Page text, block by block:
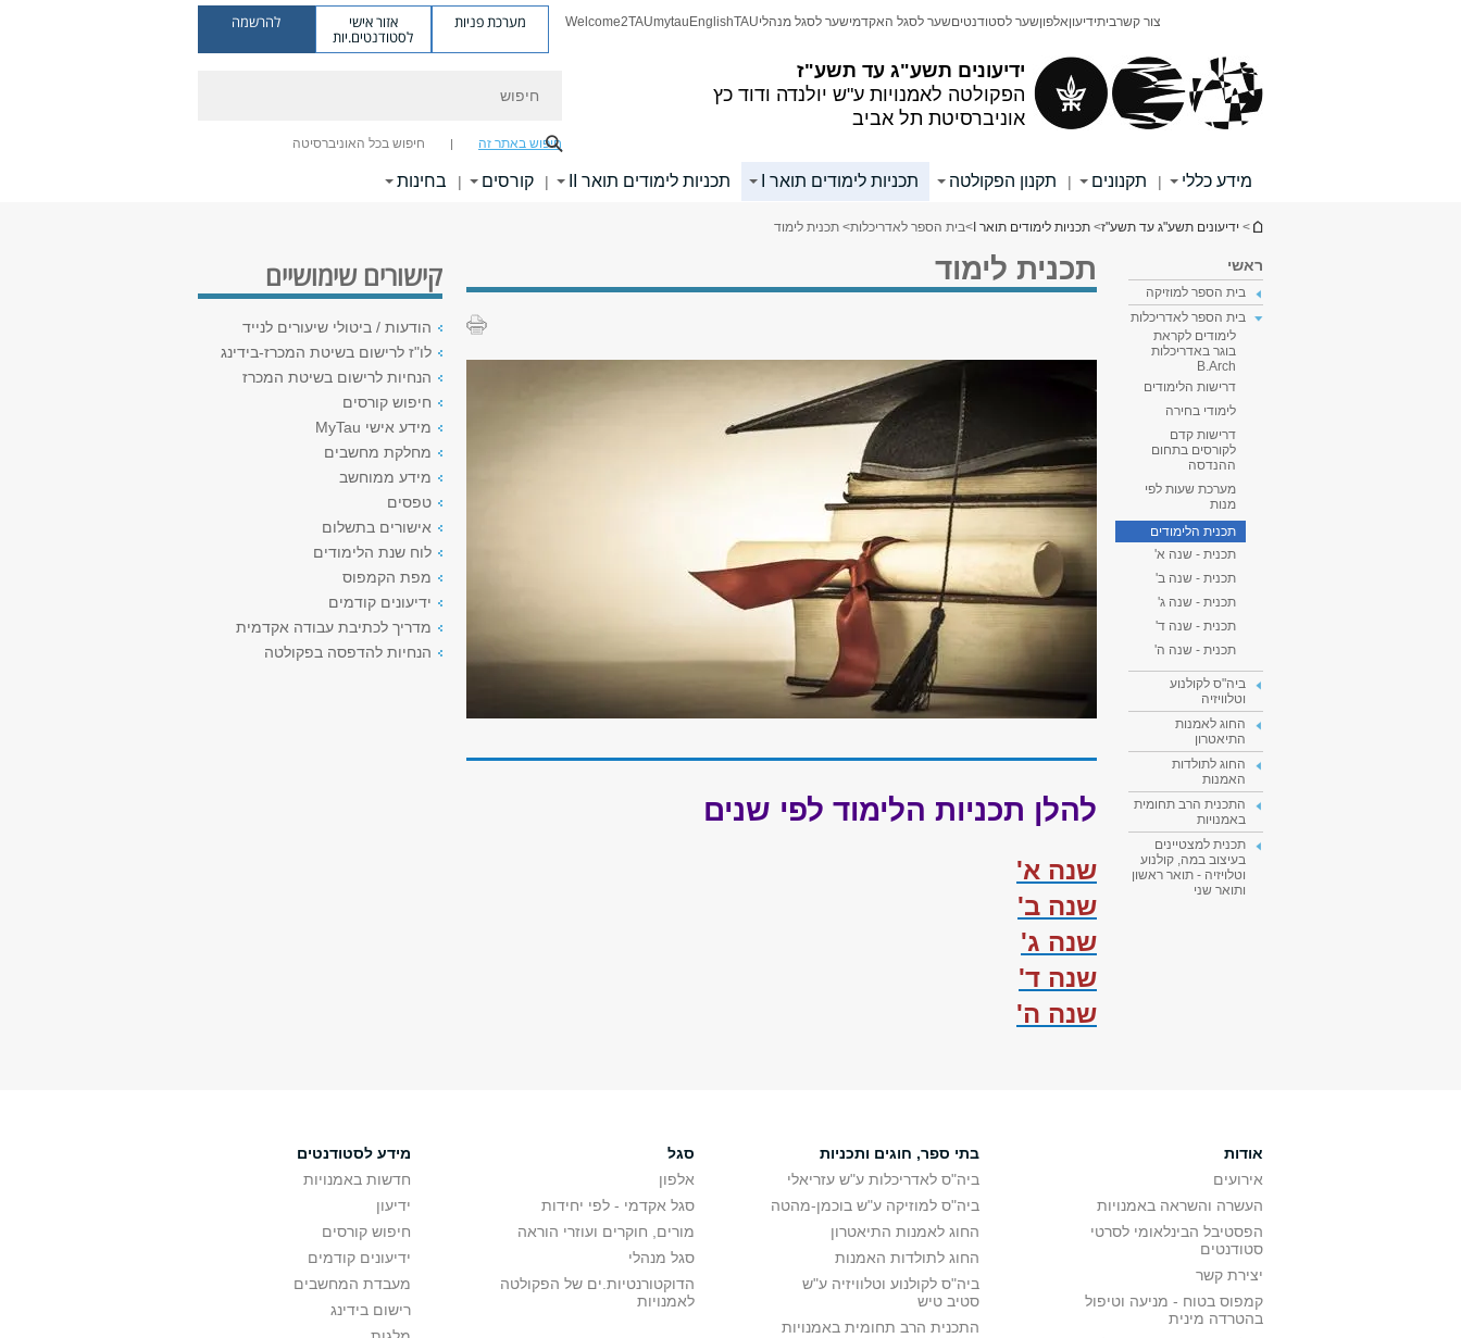
ידיעונים תשע"ג עד תשע"ז
הפקולטה לאמנויות ע"ש יולנדה ודוד כץ
אוניברסיטת תל אביב
צור קשרביתידיעוןאלפוןשער לסטודנטיםשער לסגל האקדמישער לסגל מנהליTAU
English
mytau
Welcome2TAU מערכת פניות אזור אישי
לסטודנטים.יות
להרשמה
חיפוש באתר זה חיפוש בכל האוניברסיטה
מידע כללי | תקנונים | תקנון הפקולטה תכניות לימודים תואר I תכניות לימודים תואר II | קורסים | בחינות
הינך נמצא כאן
> ידיעונים תשע"ג עד תשע"ז> תכניות לימודים תואר I >בית הספר לאדריכלות> תכנית לימוד
ראשי
בית הספר למוזיקה
בית הספר לאדריכלות
לימודים לקראת
בוגר באדריכלות
B.Arch
דרישות הלימודים
לימודי בחירה
דרישות קדם
לקורסים בתחום
ההנדסה
מערכת שעות לפי
מנות
תכנית הלימודים
תכנית - שנה א'
תכנית - שנה ב'
תכנית - שנה ג'
תכנית - שנה ד'
תכנית - שנה ה'
ביה"ס לקולנוע
וטלוויזיה
החוג לאמנות
התיאטרון
החוג לתולדות
האמנות
התכנית הרב תחומית
באמנויות
תכנית למצטיינים
בעיצוב במה, קולנוע
וטלויזיה - תואר ראשון
ותואר שני
תכנית לימוד
להלן תכניות הלימוד לפי שנים
שנה א'
שנה ב'
שנה ג'
שנה ד'
שנה ה'
קישורים שימושיים
הודעות / ביטולי שיעורים לנייד
לו"ז לרישום בשיטת המכרז-בידינג
הנחיות לרישום בשיטת המכרז
חיפוש קורסים
מידע אישי MyTau
מחלקת מחשבים
מידע ממוחשב
טפסים
אישורים בתשלום
לוח שנת הלימודים
מפת הקמפוס
ידיעונים קודמים
מדריך לכתיבת עבודה אקדמית
הנחיות להדפסה בפקולטה
אודות
אירועים
העשרה והשראה באמנויות
הפסטיבל הבינלאומי לסרטי
סטודנטים
יצירת קשר
קמפוס בטוח - מניעה וטיפול
בהטרדה מינית
בתי ספר, חוגים ותכניות
ביה"ס לאדריכלות ע"ש עזריאלי
ביה"ס למוזיקה ע"ש בוכמן-מהטה
החוג לאמנות התיאטרון
החוג לתולדות האמנות
ביה"ס לקולנוע וטלוויזיה ע"ש
סטיב טיש
התכנית הרב תחומית באמנויות
סגל
אלפון
סגל אקדמי - לפי יחידות
מורים, חוקרים ועוזרי הוראה
סגל מנהלי
הדוקטורנטיות.ים של הפקולטה
לאמנויות
מידע לסטודנטים
חדשות באמנויות
ידיעון
חיפוש קורסים
ידיעונים קודמים
מעבדת המחשבים
רישום בידינג